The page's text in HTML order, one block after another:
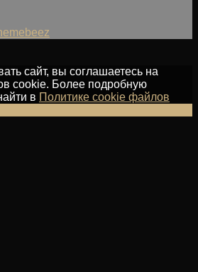
сайт, вы соглашаетесь на
cookie. Более подробную
в Политике cookie файлов